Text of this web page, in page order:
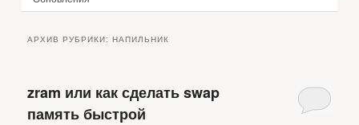
АРХИВ РУБРИКИ:НАПИЛЬНИК
zram или как сделать swap
память быстрой